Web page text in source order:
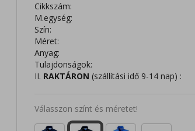
Cikkszám:
M.egység:
Szín:
Méret:
Anyag:
Tulajdonságok:
II. RAKTÁRON (szállítási idő 9-14 nap) :
Válasszon színt és méretet!